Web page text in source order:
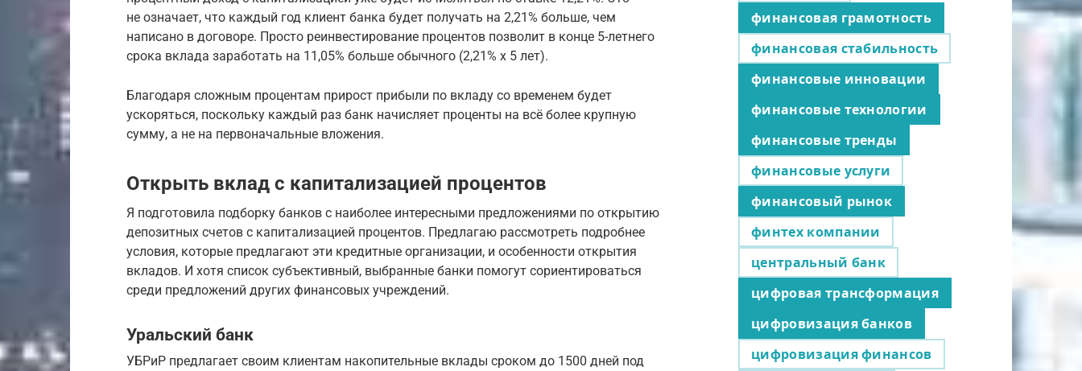
не означает, что каждый год клиент банка будет получать на 2,21% больше, чем
написано в договоре. Просто реинвестирование процентов позволит в конце 5-летнего
срока вклада заработать на 11,05% больше обычного (2,21% х 5 лет).
Благодаря сложным процентам прирост прибыли по вкладу со временем будет
ускоряться, поскольку каждый раз банк начисляет проценты на всё более крупную
сумму, а не на первоначальные вложения.
Открыть вклад с капитализацией процентов
Я подготовила подборку банков с наиболее интересными предложениями по открытию
депозитных счетов с капитализацией процентов. Предлагаю рассмотреть подробнее
условия, которые предлагают эти кредитные организации, и особенности открытия
вкладов. И хотя список субъективный, выбранные банки помогут сориентироваться
среди предложений других финансовых учреждений.
Уральский банк
УБРиР предлагает своим клиентам накопительные вклады сроком до 1500 дней под
финансовая грамотность
финансовая стабильность
финансовые инновации
финансовые технологии
финансовые тренды
финансовые услуги
финансовый рынок
финтех компании
центральный банк
цифровая трансформация
цифровизация банков
цифровизация финансов